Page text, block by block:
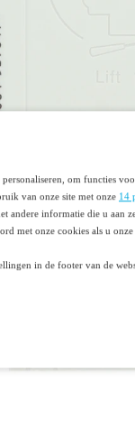
om functies
van onze site met onze 14
andere informatie die u aan
met onze cookies als u
in de footer van de